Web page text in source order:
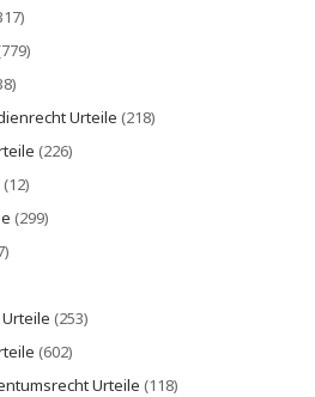
Urteile (218)
(226)
(12)
(299)
(253)
(602)
Urteile (118)